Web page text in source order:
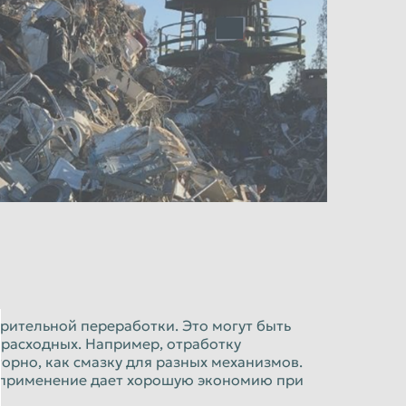
переработки. Это могут быть
Например, отработку
как смазку для разных механизмов.
дает хорошую экономию при